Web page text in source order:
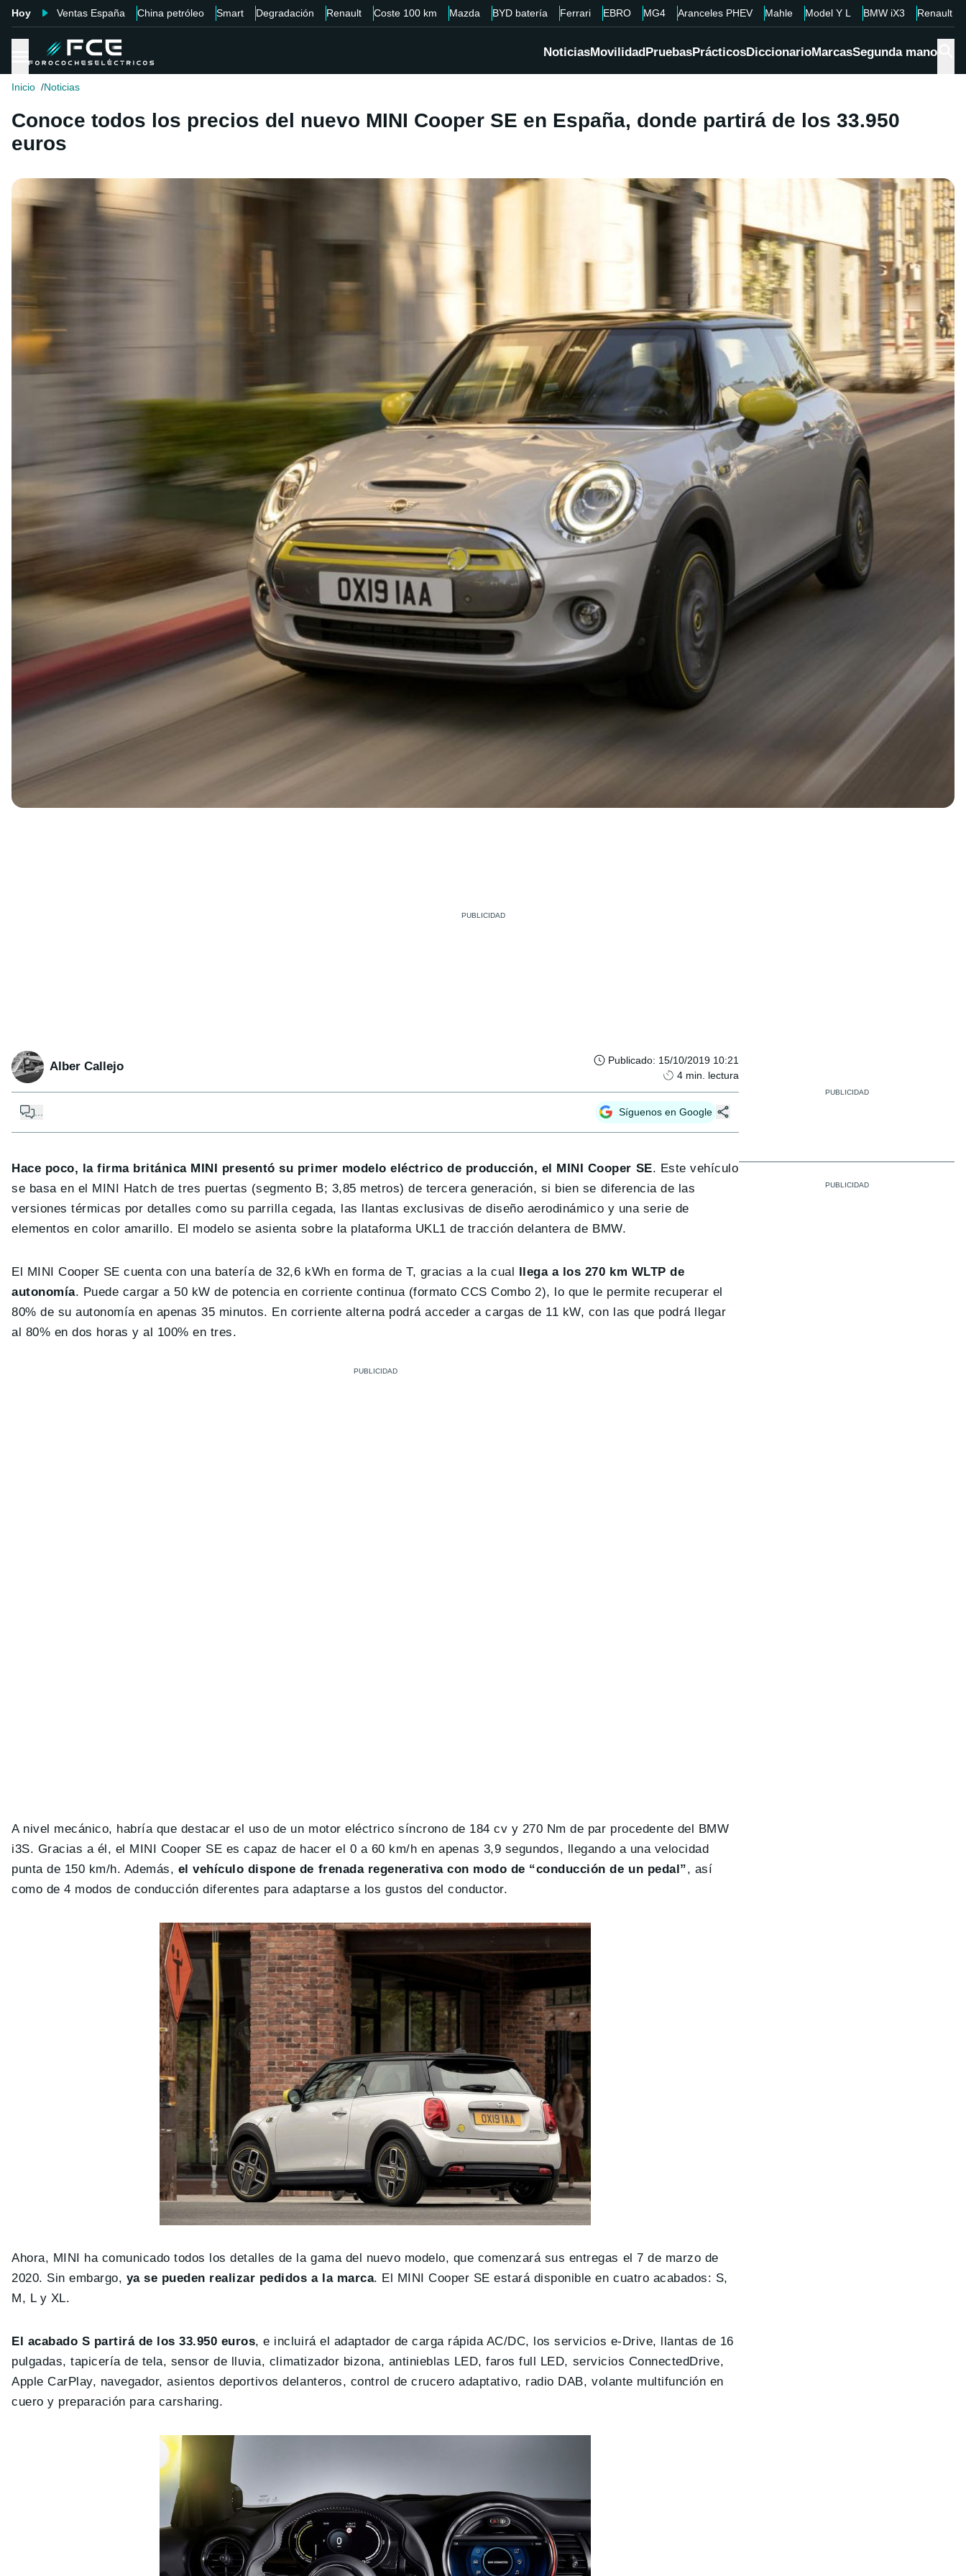
Hoy Ventas España China petróleo Smart Degradación Renault Coste 100 km Mazda BYD batería Ferrari EBRO MG4 Aranceles PHEV Mahle Model Y L BMW iX3 Renault
NoticiasMovilidadPruebasPrácticosDiccionarioMarcasSegunda mano
Inicio Noticias
Conoce todos los precios del nuevo MINI Cooper SE en España, donde partirá de los 33.950
euros
Alber Callejo Publicado: 15/10/2019 10:21
4 min. lectura
Síguenos en Google
Hace poco, la firma británica MINI presentó su primer modelo eléctrico de producción, el MINI Cooper SE. Este vehículo
se basa en el MINI Hatch de tres puertas (segmento B; 3,85 metros) de tercera generación, si bien se diferencia de las
versiones térmicas por detalles como su parrilla cegada, las llantas exclusivas de diseño aerodinámico y una serie de
elementos en color amarillo. El modelo se asienta sobre la plataforma UKL1 de tracción delantera de BMW.
El MINI Cooper SE cuenta con una batería de 32,6 kWh en forma de T, gracias a la cual llega a los 270 km WLTP de
autonomía. Puede cargar a 50 kW de potencia en corriente continua (formato CCS Combo 2), lo que le permite recuperar el
80% de su autonomía en apenas 35 minutos. En corriente alterna podrá acceder a cargas de 11 kW, con las que podrá llegar
al 80% en dos horas y al 100% en tres.
A nivel mecánico, habría que destacar el uso de un motor eléctrico síncrono de 184 cv y 270 Nm de par procedente del BMW
i3S. Gracias a él, el MINI Cooper SE es capaz de hacer el 0 a 60 km/h en apenas 3,9 segundos, llegando a una velocidad
punta de 150 km/h. Además, el vehículo dispone de frenada regenerativa con modo de “conducción de un pedal”, así
como de 4 modos de conducción diferentes para adaptarse a los gustos del conductor.
Ahora, MINI ha comunicado todos los detalles de la gama del nuevo modelo, que comenzará sus entregas el 7 de marzo de
2020. Sin embargo, ya se pueden realizar pedidos a la marca. El MINI Cooper SE estará disponible en cuatro acabados: S,
M, L y XL.
El acabado S partirá de los 33.950 euros, e incluirá el adaptador de carga rápida AC/DC, los servicios e-Drive, llantas de 16
pulgadas, tapicería de tela, sensor de lluvia, climatizador bizona, antinieblas LED, faros full LED, servicios ConnectedDrive,
Apple CarPlay, navegador, asientos deportivos delanteros, control de crucero adaptativo, radio DAB, volante multifunción en
cuero y preparación para carsharing.